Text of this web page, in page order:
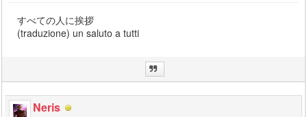
すべての人に挨拶
(traduzione) un saluto a tutti
Neris